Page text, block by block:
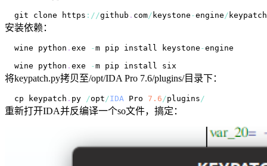
git clone https : //github . com/ keystone -engine/ keypatch
安装依赖：
wine python . exe -m pip install keystone -
wine python . exe -
将keypatch.py拷贝至/opt/IDA Pro 7.6/plugins/目录下：
cp keypatch . py /opt/IDA Pro 7.6/plugins/
重新打开IDA并反编译一个so文件，搞定：